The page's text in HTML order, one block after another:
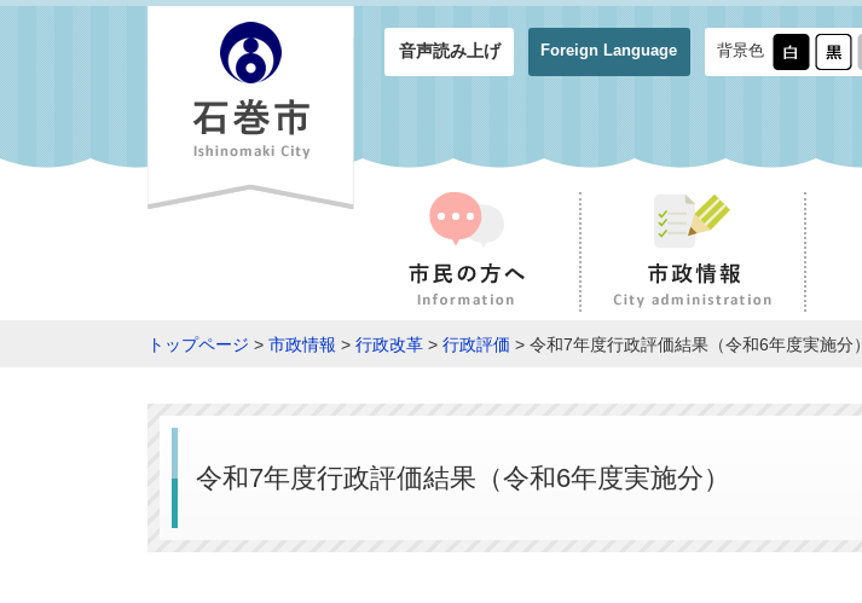
音声読み上げ Foreign Language 背景色
トップページ > 市政情報 > 行政改革 > 行政評価 > 令和7年度行政評価結果（令和6年度実施分）
令和7年度行政評価結果（令和6年度実施分）